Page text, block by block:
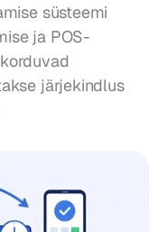
süsteemi
ja POS-
järjekindlus